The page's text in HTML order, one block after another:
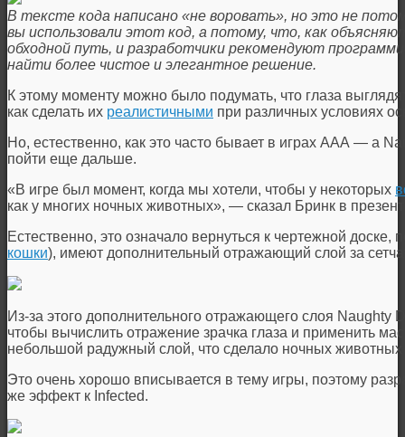
В тексте кода написано «не воровать», но это не
вы использовали этот код, а потому, что, как
обходной путь, и разработчики рекомендуют
найти более чистое и элегантное решение.
К этому моменту можно было подумать, что глаза
как сделать их реалистичными при различных условиях
Но, естественно, как это часто бывает в играх ААА — а
пойти еще дальше.
«В игре был момент, когда мы хотели, чтобы у некоторых
как у многих ночных животных», — сказал Бринк в
Естественно, это означало вернуться к чертежной доске,
кошки), имеют дополнительный отражающий слой за
Из-за этого дополнительного отражающего слоя
чтобы вычислить отражение зрачка глаза и применить
небольшой радужный слой, что сделало ночных
Это очень хорошо вписывается в тему игры, поэтому
же эффект к Infected.